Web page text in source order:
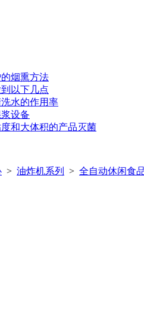
烟熏方法
以下几点
水的作用率
设备
和大体积的产品灭菌
> 油炸机系列 > 全自动休闲食